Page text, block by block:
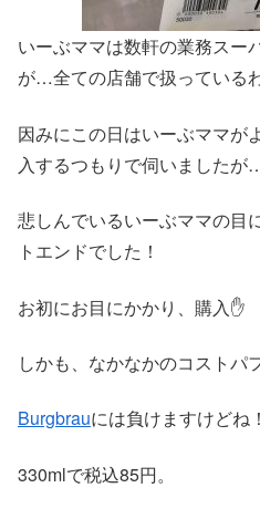
いーぶママは数軒の業務スー
が…全ての店舗で扱っている
因みにこの日はいーぶママが
入するつもりで伺いました
悲しんでいるいーぶママの目
トエンドでした！
お初にお目にかかり、購入✋
しかも、なかなかのコストパ
Burgbrauには負けますけどね！
330mlで税込85円。